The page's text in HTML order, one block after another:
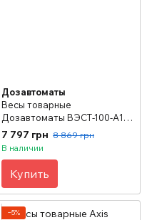
Дозавтоматы
Весы товарные
Дозавтоматы ВЭСТ-100-А12
до 100 кг
7 797 грн 8 869 грн
В наличии
Купить
−5%